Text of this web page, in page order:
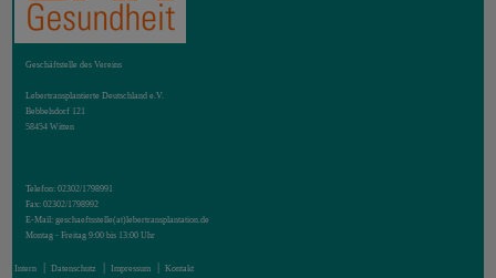
Geschäftstelle des Vereins
Lebertransplantierte Deutschland e.V.
Bebbelsdorf 121
58454 Witten
Telefon: 02302/1798991
Fax: 02302/1798992
E-Mail:geschaeftsstelle(at)lebertransplantation.de
Montag - Freitag 9:00 bis 13:00 Uhr
Intern Datenschutz Impressum Kontakt